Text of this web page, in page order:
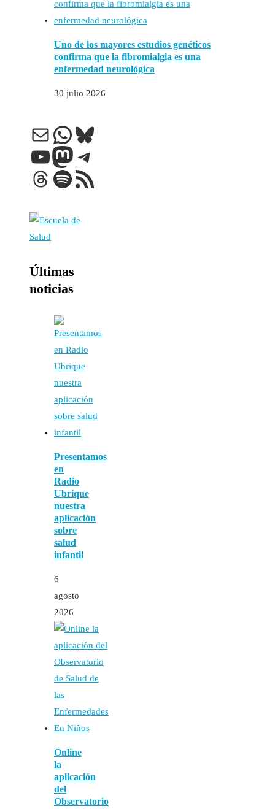
Uno de los mayores estudios genéticos
confirma que la fibromialgia es una
enfermedad neurológica
30 julio 2026
Correo electrónico
WhatsApp
Bluesky
YouTube
Mastodon
Telegram
Threads
Spotify
Feed RSS
Últimas
noticias
Presentamos
en
Radio
Ubrique
nuestra
aplicación
sobre
salud
infantil
6
agosto
2026
Online
la
aplicación
del
Observatorio